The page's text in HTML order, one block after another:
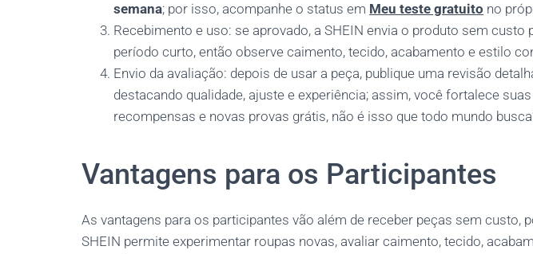
semana; por isso, acompanhe o status em Meu teste gratuito no
Recebimento e uso: se aprovado, a SHEIN envia o produto sem custo
período curto, então observe caimento, tecido, acabamento e estilo
Envio da avaliação: depois de usar a peça, publique uma revisão
destacando qualidade, ajuste e experiência; assim, você fortalece
recompensas e novas provas grátis, não é isso que todo mundo
Vantagens para os Participantes
As vantagens para os participantes vão além de receber peças sem custo,
SHEIN permite experimentar roupas novas, avaliar caimento, tecido,